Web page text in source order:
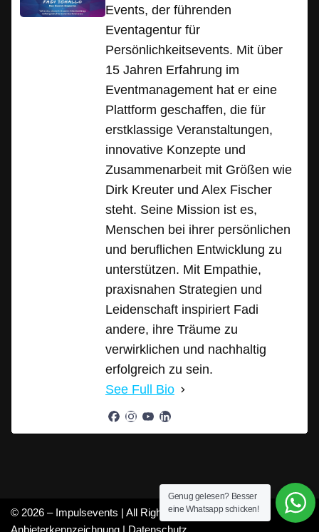
Events, der führenden
Eventagentur für
Persönlichkeitsevents. Mit über
15 Jahren Erfahrung im
Eventmanagement hat er eine
Plattform geschaffen, die für
erstklassige Veranstaltungen,
innovative Konzepte und
Zusammenarbeit mit Größen wie
Dirk Kreuter und Alex Fischer
steht. Seine Mission ist es,
Menschen bei ihrer persönlichen
und beruflichen Entwicklung zu
unterstützen. Mit Empathie,
praxisnahen Strategien und
Leidenschaft inspiriert Fadi
andere, ihre Träume zu
verwirklichen und nachhaltig
erfolgreich zu sein.
See Full Bio
© 2026 – Impulsevents | All Rights Reserved |
Genug gelesen? Besser
eine Whatsapp schicken!